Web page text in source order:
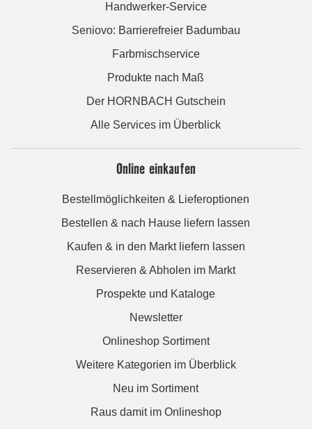
Handwerker-Service
Seniovo: Barrierefreier Badumbau
Farbmischservice
Produkte nach Maß
Der HORNBACH Gutschein
Alle Services im Überblick
Online einkaufen
Bestellmöglichkeiten & Lieferoptionen
Bestellen & nach Hause liefern lassen
Kaufen & in den Markt liefern lassen
Reservieren & Abholen im Markt
Prospekte und Kataloge
Newsletter
Onlineshop Sortiment
Weitere Kategorien im Überblick
Neu im Sortiment
Raus damit im Onlineshop